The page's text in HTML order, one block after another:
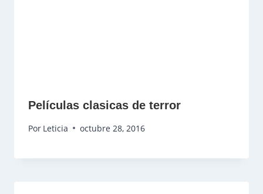
Películas clasicas de terror
Por Leticia octubre 28, 2016